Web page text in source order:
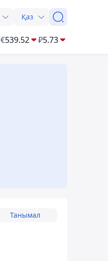
Қаз
€539.52 ₽5.73
Танымал